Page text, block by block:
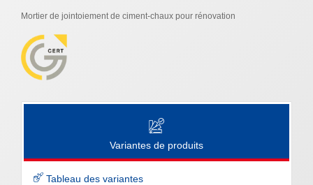
Mortier de jointoiement de ciment-chaux pour rénovation
Variantes de produits
Tableau des variantes